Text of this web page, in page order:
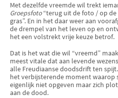
Met dezelfde vreemde wil trekt
Groepsfoto“terug uit de foto / op de
gras”. En in het daar weer aan
de drempel van het leven op en
het een volstrekt vrije keuze betrof.
Dat is het wat die wil “vreemd”
meest vitale dat aan levende
alle Freudiaanse doodsdrift ten
het verbijsterende moment waarop
eigenlijk niet opgeven maar zich
aan de dood.